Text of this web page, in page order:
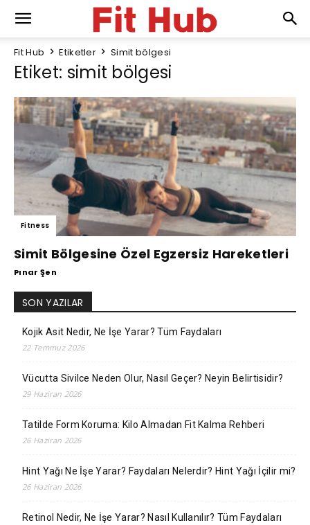
Fit Hub Etiketler Simit bölgesi
Etiket: simit bölgesi
Fitness
Simit Bölgesine Özel Egzersiz Hareketleri
Pınar Şen
SON YAZILAR
Kojik Asit Nedir, Ne İşe Yarar? Tüm Faydaları
22 Temmuz 2026
Vücutta Sivilce Neden Olur, Nasıl Geçer? Neyin Belirtisidir?
29 Haziran 2026
Tatilde Form Koruma: Kilo Almadan Fit Kalma Rehberi
26 Haziran 2026
Hint Yağı Ne İşe Yarar? Faydaları Nelerdir? Hint Yağı İçilir mi?
26 Haziran 2026
Retinol Nedir, Ne İşe Yarar? Nasıl Kullanılır? Tüm Faydaları